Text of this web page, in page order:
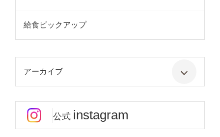
給食ピックアップ
アーカイブ
公式 instagram